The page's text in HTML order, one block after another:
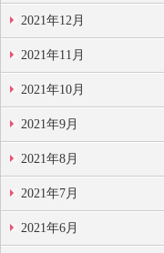
2021年12月
2021年11月
2021年10月
2021年9月
2021年8月
2021年7月
2021年6月